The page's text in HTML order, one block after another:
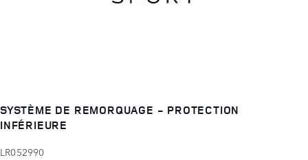
SYSTÈME DE REMORQUAGE - PROTECTION
INFÉRIEURE
LR052990